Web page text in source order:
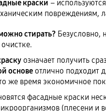
краски –
повреждениям,
стирать? Безусловно,
означает получить
основе отлично подходит
же время экономичное
фасадные краски
(плесени и